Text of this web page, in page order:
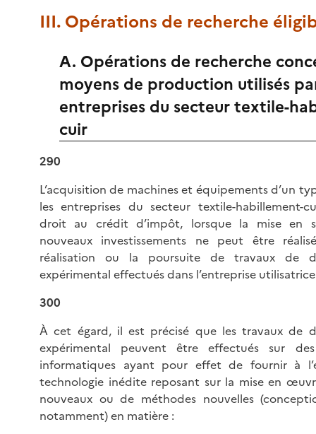
III. Opérations de recherche
A. Opérations de recherche
moyens de production utilisés
entreprises du secteur textile-
cuir
290
L’acquisition de machines et équipements d’un
les entreprises du secteur textile-habillement-
droit au crédit d’impôt, lorsque la mise en
nouveaux investissements ne peut être
réalisation ou la poursuite de travaux de
expérimental effectués dans l’entreprise
300
À cet égard, il est précisé que les travaux de
expérimental peuvent être effectués sur
informatiques ayant pour effet de fournir à
technologie inédite reposant sur la mise en
nouveaux ou de méthodes nouvelles
notamment) en matière :